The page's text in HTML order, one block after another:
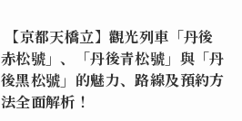
【京都天橋立】觀光列車「丹後
赤松號」、「丹後青松號」與「丹
後黑松號」的魅力、路線及預約方
法全面解析！